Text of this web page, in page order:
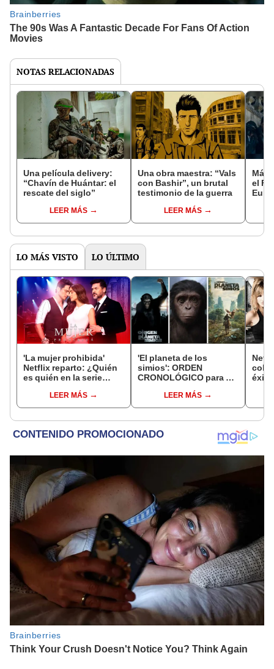
NOTAS RELACIONADAS
Una película delivery:
“Chavín de Huántar: el
rescate del siglo”
LEER MÁS
Una obra maestra: “Vals
con Bashir”, un brutal
testimonio de la guerra
LEER MÁS
Más
el
LO MÁS VISTO LO ÚLTIMO
'La mujer prohibida'
Netflix reparto: ¿Quién
es quién en la serie
protagonizada por
Valerie Domínguez?
LEER MÁS
'El planeta de los
simios': ORDEN
CRONOLÓGICO para ver
comprenderlo
LEER MÁS
éxito